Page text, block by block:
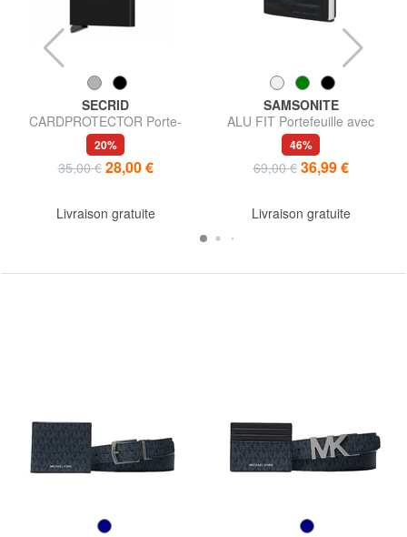
SECRID
CARDPROTECTOR Porte-
cartes avec blocage RFID
20%
35,00 € 28,00 €
Livraison gratuite
SAMSONITE
ALU FIT Portefeuille avec
porte-cartes coulissant
46%
69,00 € 36,99 €
Livraison gratuite